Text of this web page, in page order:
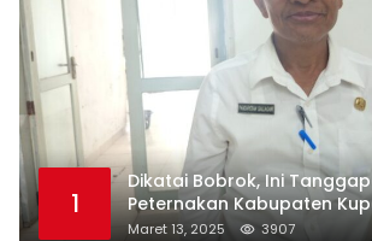
1
Dikatai Bobrok, Ini
Peternakan Kabupaten
Maret 13, 2025 3907